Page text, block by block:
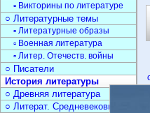
▫ Викторины по литературе
○ Литературные темы
▫ Литературные образы
▫ Военная литература
▫ Литер. Отечеств. войны
○ Писатели
История литературы
○ Древняя литература
○ Литерат. Средневековья